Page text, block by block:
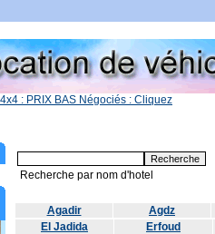
: PRIX BAS Négociés : Cliquez
Recherche par nom d'hotel
Agadir Agdz
El Jadida
Erfoud